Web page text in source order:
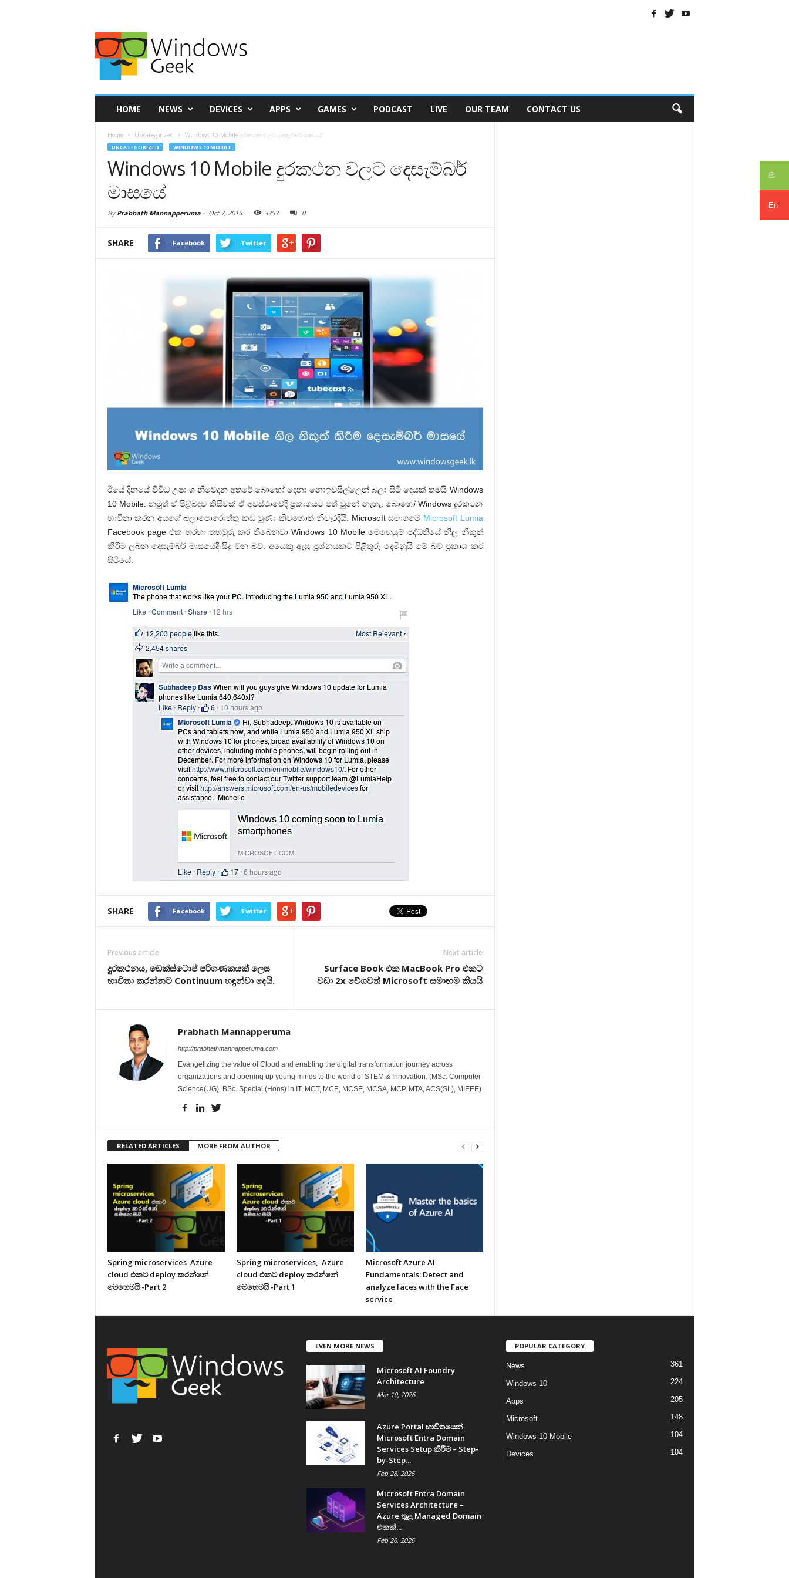
සිං
En
HOME NEWS DEVICES APPS GAMES PODCAST LIVE OUR TEAM CONTACT US
Home Uncategorized Windows 10 Mobile දුරකථන වලට දෙසැම්බර් මාසයේ
UNCATEGORIZED WINDOWS 10 MOBILE
Windows 10 Mobile දුරකථන වලට දෙසැම්බර්
මාසයේ
By Prabhath Mannapperuma- Oct 7, 2015 3353 0
SHARE Facebook Twitter
ඊයේ දිනයේ විවිධ උපාංග නිවේදන අතරේ බොහෝ දෙනා නොඉවසිල්ලෙන් බලා සිටි දෙයක් තමයි Windows
10 Mobile. නමුත් ඒ පිළිබඳව කිසිවක් ඒ අවස්ථාවේදී ප්‍රකාශයට පත් වුනේ නැහැ. බොහෝ Windows දුරකථන
භාවිතා කරන අයගේ බලාපොරොත්තු කඩ වුණා කිවහොත් නිවැරදියි. Microsoft සමාගමේ Microsoft Lumia
Facebook page එක හරහා තහවුරු කර තිබෙනවා Windows 10 Mobile මෙහෙයුම් පද්ධතියේ නිල නිකුත්
කිරීම ලබන දෙසැම්බර් මාසයේදී සිදු වන බව. අයෙකු ඇසු ප්‍රශ්නයකට පිළිතුරු දෙමිනුයි මේ බව ප්‍රකාශ කර
සිටියේ.
SHARE Facebook Twitter
Previous article
දුරකථනය, ඩෙක්ස්ටොප් පරිගණකයක් ලෙස
භාවිතා කරන්නට Continuum හඳුන්වා දෙයි.
Next article
Surface Book එක MacBook Pro එකට
වඩා 2x වේගවත් Microsoft සමාඟම කියයි
Prabhath Mannapperuma
http://prabhathmannapperuma.com
Evangelizing the value of Cloud and enabling the digital transformation journey across
organizations and opening up young minds to the world of STEM & Innovation. (MSc. Computer
Science(UG), BSc. Special (Hons) in IT, MCT, MCE, MCSE, MCSA, MCP, MTA, ACS(SL), MIEEE)
RELATED ARTICLES MORE FROM AUTHOR
Spring microservices Azure
cloud එකට deploy කරන්නේ
මෙහෙමයි -Part 2
Spring microservices, Azure
cloud එකට deploy කරන්නේ
මෙහෙමයි -Part 1
Microsoft Azure AI
Fundamentals: Detect and
analyze faces with the Face
service
EVEN MORE NEWS
Microsoft AI Foundry
Architecture
Mar 10, 2026
Azure Portal භාවිතයෙන්
Microsoft Entra Domain
Services Setup කිරීම – Step-
by-Step...
Feb 28, 2026
Microsoft Entra Domain
Services Architecture –
Azure තුළ Managed Domain
එකක්...
Feb 20, 2026
POPULAR CATEGORY
News 361
Windows 10 224
Apps 205
Microsoft 148
Windows 10 Mobile 104
Devices 104